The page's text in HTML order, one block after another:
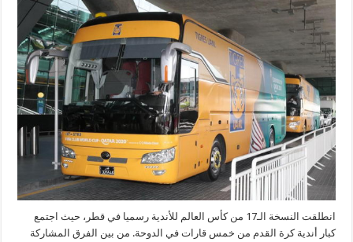
الصينية
لتصنيع
الحافلات
تتعاون
مع
شركة
“مواصلات”
القطرية
من
أجل
خدمة
كأس
العالم
للأندية
بقطر
2020
مغلقة
انطلقت النسخة الـ17 من كأس العالم للأندية رسميا في قطر، حيث اجتمع
كبار أندية كرة القدم من خمس قارات في الدوحة. من بين الفرق المشاركة